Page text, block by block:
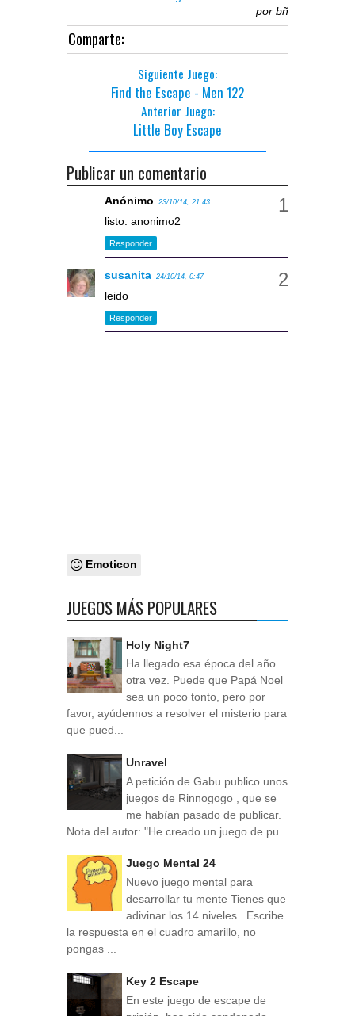
por bñ
Comparte:
Siguiente Juego:
Find the Escape - Men 122
Anterior Juego:
Little Boy Escape
Publicar un comentario
Anónimo 23/10/14, 21:43
listo. anonimo2
Responder
susanita 24/10/14, 0:47
leido
Responder
Emoticon
JUEGOS MÁS POPULARES
Holy Night7
Ha llegado esa época del año
otra vez. Puede que Papá Noel
sea un poco tonto, pero por
favor, ayúdennos a resolver el misterio para
que pued...
Unravel
A petición de Gabu publico unos
juegos de Rinnogogo , que se
me habían pasado de publicar.
Nota del autor: "He creado un juego de pu...
Juego Mental 24
Nuevo juego mental para
desarrollar tu mente Tienes que
adivinar los 14 niveles . Escribe
la respuesta en el cuadro amarillo, no
pongas ...
Key 2 Escape
En este juego de escape de